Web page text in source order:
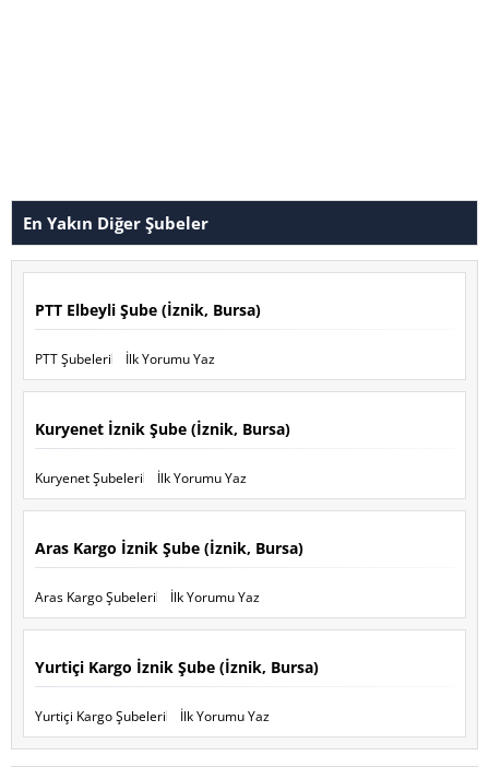
En Yakın Diğer Şubeler
PTT Elbeyli Şube (İznik, Bursa)
PTT Şubeleri İlk Yorumu Yaz
Kuryenet İznik Şube (İznik, Bursa)
Kuryenet Şubeleri İlk Yorumu Yaz
Aras Kargo İznik Şube (İznik, Bursa)
Aras Kargo Şubeleri İlk Yorumu Yaz
Yurtiçi Kargo İznik Şube (İznik, Bursa)
Yurtiçi Kargo Şubeleri İlk Yorumu Yaz